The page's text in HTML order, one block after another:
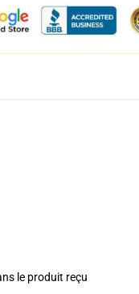
le produit reçu